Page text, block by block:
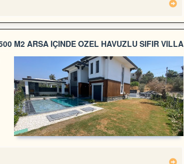
M2 ARSA İÇİNDE ÖZEL HAVUZLU SIFIR VİLLA